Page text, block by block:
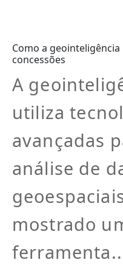
Como a
concessões
A
utiliza
avançadas
análise de
mostrado